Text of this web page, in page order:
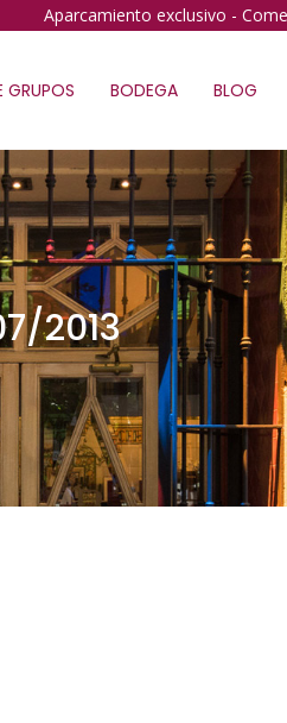
Aparcamiento exclusivo -
GRUPOS BODEGA BLOG
2013